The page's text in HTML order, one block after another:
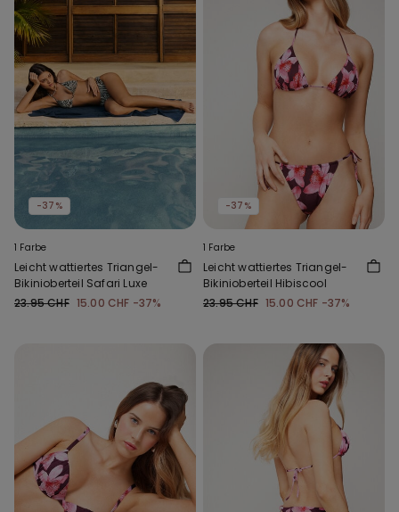
-37%
1 Farbe
Leicht wattiertes Triangel-
Bikinioberteil Safari Luxe
23.95 CHF 15.00 CHF -37%
-37%
1 Farbe
Leicht wattiertes Triangel-
Bikinioberteil Hibiscool
23.95 CHF 15.00 CHF -37%